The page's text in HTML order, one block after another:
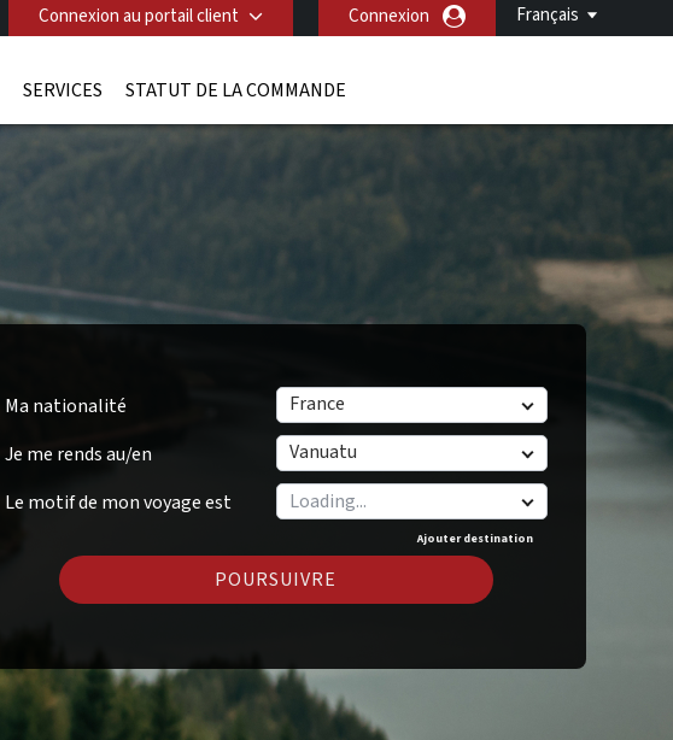
Français
Connexion au portail client Connexion
SERVICES STATUT DE LA COMMANDE
Ma nationalité
France
Je me rends au/en
Vanuatu
Le motif de mon voyage est
Ajouter destination
POURSUIVRE